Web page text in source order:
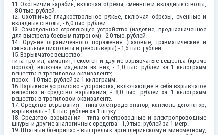
11. Охотничий карабин, включая обрезы, сменные и вкладные стволы,
- 8,0 тыс. рублей.
12. Охотничье гладкоствольное ружье, включая обрезы, сменные и
вкладные стволы, - 6,0 тыс. рублей.
13. Самодельное стреляющее устройство (изделие, предназначенное
для выстрела боевым патроном) - 2,0 тыс. рублей.
14. Оружие ограниченного поражения (газовые, травматические и
сигнальные пистолеты и револьверы) - 1,5 тыс. рублей.
15. Взрывчатое вещество:
типа тротил, аммонит, гексоген и другие взрывчатые вещества (кроме
пороха), включая изделия из них, - 1,0 тыс. рублей за 1 килограмм
вещества в тротиловом эквиваленте;
порох - 1,0 тыс. рублей за 1 килограмм.
16. Взрывное устройство - устройства, включающие в себя взрывчатое
вещество и средство взрывания, - 8,0 тыс. рублей за 1 килограмм
вещества в тротиловом эквиваленте.
17. Средство взрывания - типа электродетонатор, капсюль-детонатор,
взрыватель - 1,0 тыс. рублей за 1 штуку.
18. Средство взрывания - типа огнепроводные и электропроводные
шнуры и другие аналогичные средства - 1,0 тыс. рублей за 1 метр.
19. Штатный боеприпас - выстрелы к артиллерийскому и минометному,